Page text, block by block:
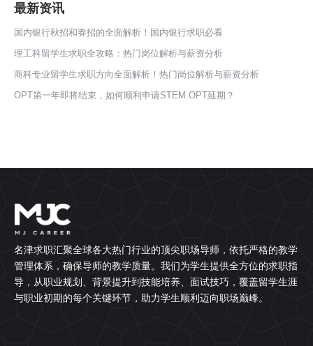
最新资讯
国内银行秋招和春招的全面解析！国内银行求职必看
理工科留学生求职全攻略：热门岗位解析与薪资分析
商科专业留学生求职方向全面解析！热门岗位解析与薪资分析
OPT第一年即将结束，如何顺利申请STEM OPT延期？
名津求职汇聚全球各大热门行业的顶尖职场导师，依托严格的教学
管理体系，确保导师的教学质量。我们为学生提供全方位的求职指
导，从职业规划、背景提升到技能培养、面试技巧，覆盖留学生涯
与职业初期的每个关键环节，助力学生顺利迈向职场巅峰。